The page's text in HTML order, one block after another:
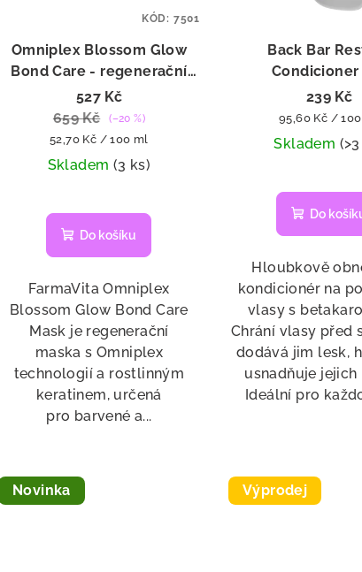
Omniplex Blossom Glow
Bond Care - regenerační
maska 1000 ml
527 Kč
659 Kč
(–20 %)
Měrná
cena:
52,70 Kč / 100 ml
Skladem (3 ks)
Do košíku
FarmaVita Omniplex
Blossom Glow Bond Care
Mask je regenerační
maska s Omniplex
technologií a rostlinným
keratinem, určená
pro barvené a...
KÓD: 7501
Back Bar
Condicioner
Betacarotene
poškozené
239 Kč
Měrná
cena:
95,60 Kč /
Skladem
Do
Hloubkově
kondicionér na
vlasy s
Chrání vlasy před
dodává jim lesk,
usnadňuje jejich
Ideální pro
Novinka Výprodej